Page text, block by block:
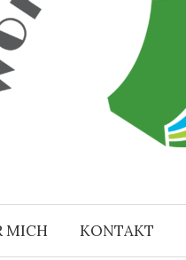
MICH KONTAKT